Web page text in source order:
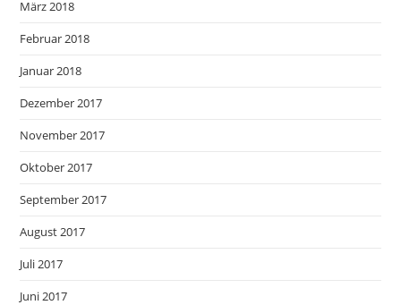
März 2018
Februar 2018
Januar 2018
Dezember 2017
November 2017
Oktober 2017
September 2017
August 2017
Juli 2017
Juni 2017